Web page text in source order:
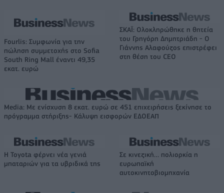
Fourlis: Συμφωνία για την
πώληση συμμετοχής στο Sofia
South Ring Mall έναντι 49,35
εκατ. ευρώ
ΣΚΑΪ: Ολοκληρώθηκε η θητεία
του Γρηγόρη Δημητριάδη - Ο
Γιάννης Αλαφούζος επιστρέφει
στη θέση του CEO
Media: Με ενίσχυση 8 εκατ. ευρώ σε 451 επιχειρήσεις ξεκίνησε το
πρόγραμμα στήριξης- Κάλυψη εισφορών ΕΔΟΕΑΠ
Η Toyota φέρνει νέα γενιά
μπαταριών για τα υβριδικά της
Σε κινεζική… πολιορκία η
ευρωπαϊκή
αυτοκινητοβιομηχανία